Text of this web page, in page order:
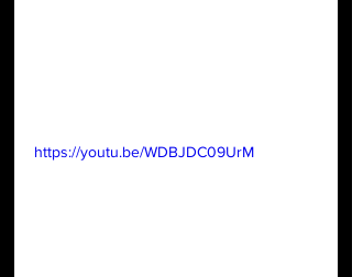
https://youtu.be/WDBJDC09UrM